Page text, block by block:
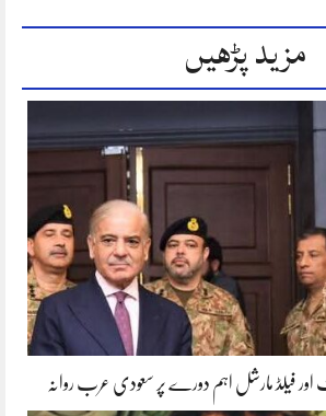
مزید پڑھیں
اور فیلڈ مارشل اہم دورے پر سعودی عرب روانہ